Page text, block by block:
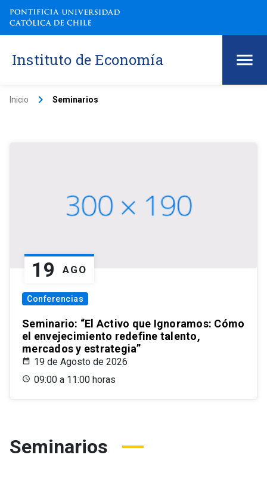
Instituto de Economía
Inicio keyboard_arrow_right Seminarios
19 AGO
Conferencias
Seminario: “El Activo que Ignoramos: Cómo
el envejecimiento redefine talento,
mercados y estrategia”
19 de Agosto de 2026
09:00 a 11:00 horas
Seminarios